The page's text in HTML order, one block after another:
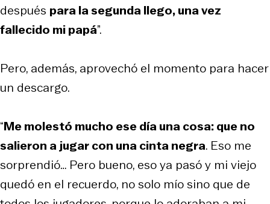
después para la segunda llego, una vez
fallecido mi papá”.
Pero, además, aprovechó el momento para hacer
un descargo.
“Me molestó mucho ese día una cosa: que no
salieron a jugar con una cinta negra. Eso me
sorprendió… Pero bueno, eso ya pasó y mi viejo
quedó en el recuerdo, no solo mío sino que de